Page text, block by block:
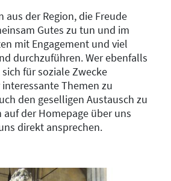
aus der Region, die Freude
Gutes zu tun und im
mit Engagement und viel
durchzuführen. Wer ebenfalls
für soziale Zwecke
Themen zu
den geselligen Austausch zu
auf der Homepage über uns
direkt ansprechen.